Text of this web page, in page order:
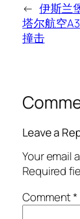
← 伊斯兰
塔尔航空
撞击
Leave a
Your email
Required
Comment*